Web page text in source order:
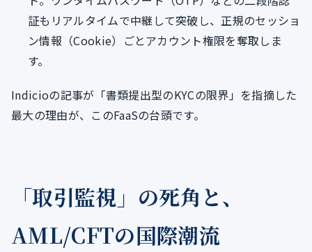
証もリアルタイムで中継して突破し、正規のセッショ
ン情報（Cookie）ごとアカウント権限を奪取しま
す。
Indicioの記事が「書類提出型のKYCの限界」を指摘した
最大の理由が、このFaaSの台頭です。
「取引監視」の死角と、
AML/CFTの国際潮流